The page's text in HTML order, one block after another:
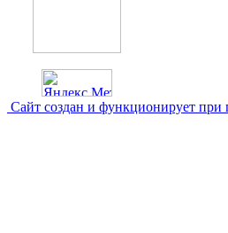
Сайт создан и функционирует